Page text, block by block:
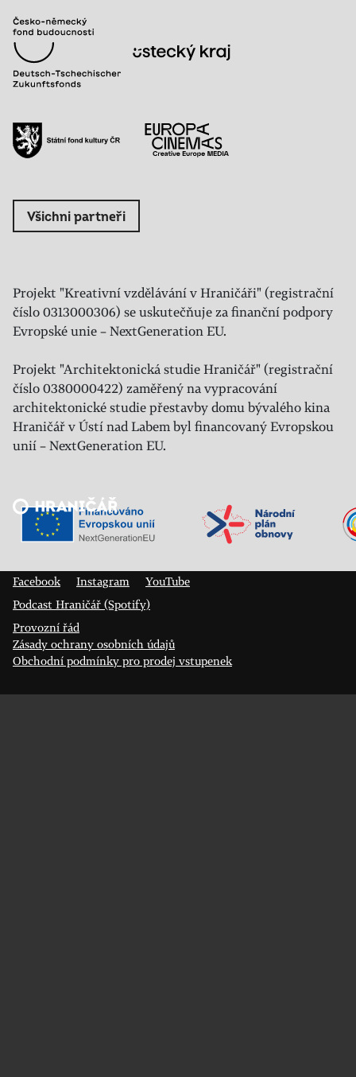
Všichni partneři
Projekt "Kreativní vzdělávání v Hraničáři" (registrační
číslo 0313000306) se uskutečňuje za finanční podpory
Evropské unie – NextGeneration EU.
Projekt "Architektonická studie Hraničář" (registrační
číslo 0380000422) zaměřený na vypracování
architektonické studie přestavby domu bývalého kina
Hraničář v Ústí nad Labem byl financovaný Evropskou
unií – NextGeneration EU.
Veřejný sál Hraničář, spolek
Facebook
Instagram
YouTube
Podcast Hraničář (Spotify)
Provozní řád
Zásady ochrany osobních údajů
Obchodní podmínky pro prodej vstupenek